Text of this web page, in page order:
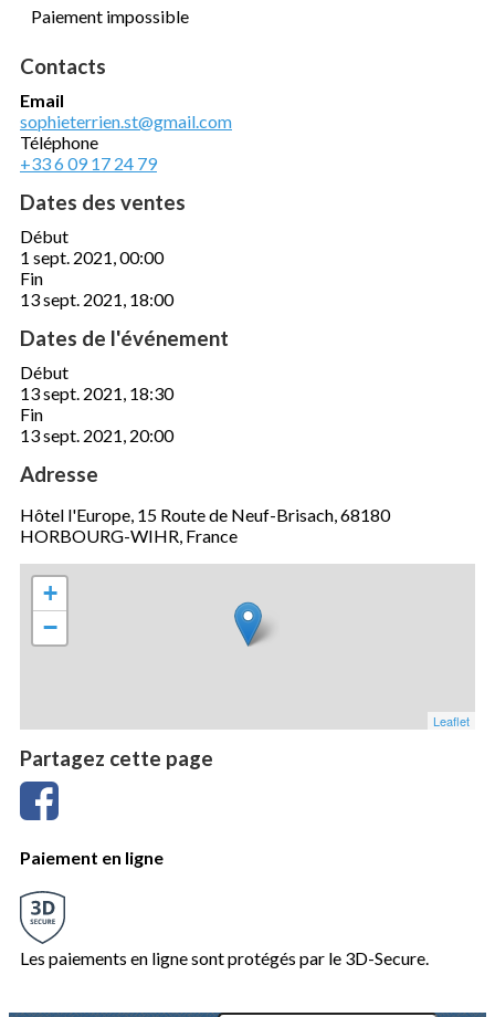
Paiement impossible
Contacts
Email
sophieterrien.st@gmail.com
Téléphone
+33 6 09 17 24 79
Dates des ventes
Début
1 sept. 2021, 00:00
Fin
13 sept. 2021, 18:00
Dates de l'événement
Début
13 sept. 2021, 18:30
Fin
13 sept. 2021, 20:00
Adresse
Hôtel l'Europe, 15 Route de Neuf-Brisach, 68180
HORBOURG-WIHR, France
+
−
Leaflet
Partagez cette page
Paiement en ligne
Les paiements en ligne sont protégés par le 3D-Secure.